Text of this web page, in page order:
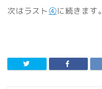
次はラスト④に続きます。